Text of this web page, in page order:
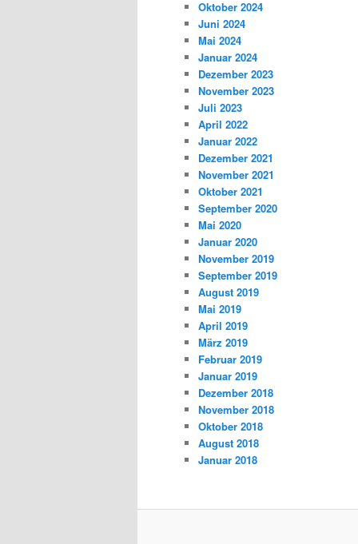
Oktober 2024
Juni 2024
Mai 2024
Januar 2024
Dezember 2023
November 2023
Juli 2023
April 2022
Januar 2022
Dezember 2021
November 2021
Oktober 2021
September 2020
Mai 2020
Januar 2020
November 2019
September 2019
August 2019
Mai 2019
April 2019
März 2019
Februar 2019
Januar 2019
Dezember 2018
November 2018
Oktober 2018
August 2018
Januar 2018